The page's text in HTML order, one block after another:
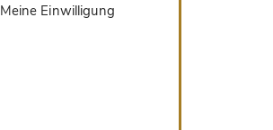
Einwilligung